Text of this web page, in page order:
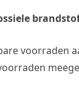
voorraden